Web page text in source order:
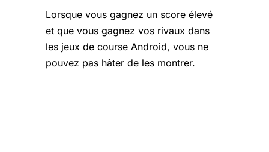
Lorsque vous gagnez un score élevé
et que vous gagnez vos rivaux dans
les jeux de course Android, vous ne
pouvez pas hâter de les montrer.